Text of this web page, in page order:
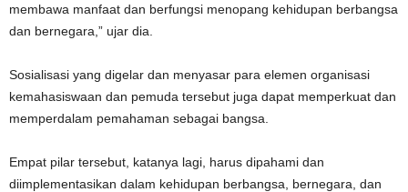
membawa manfaat dan berfungsi menopang kehidupan berbangsa
dan bernegara,” ujar dia.
Sosialisasi yang digelar dan menyasar para elemen organisasi
kemahasiswaan dan pemuda tersebut juga dapat memperkuat dan
memperdalam pemahaman sebagai bangsa.
Empat pilar tersebut, katanya lagi, harus dipahami dan
diimplementasikan dalam kehidupan berbangsa, bernegara, dan